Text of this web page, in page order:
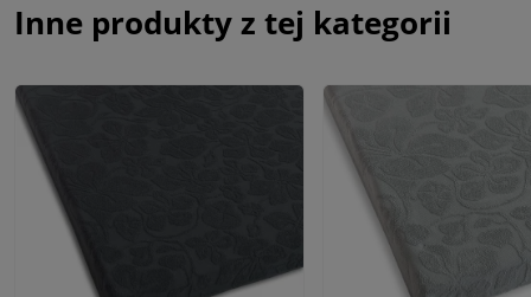
Inne produkty z tej kategorii